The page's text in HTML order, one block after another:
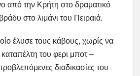
από την Κρήτη στο δραματικό
στο λιμάνι του Πειραιά.
έλυσε τους κάβους, χωρίς να
του φερι μποτ –
διαδικασίες του